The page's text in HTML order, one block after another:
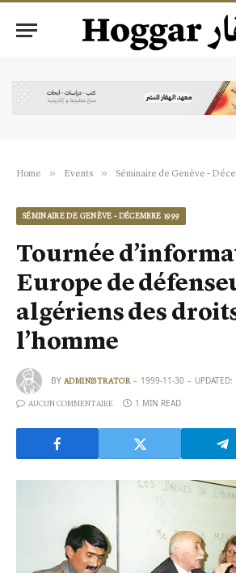
Home » Events » Séminaire de Genève -
SÉMINAIRE DE GENÈVE - DÉCEMBRE 1999
Tournée
Europe de
algériens des
l’homme
BY ADMINISTRATOR 1999-11-30 UPDATED:
AUCUN COMMENTAIRE 1 MIN READ